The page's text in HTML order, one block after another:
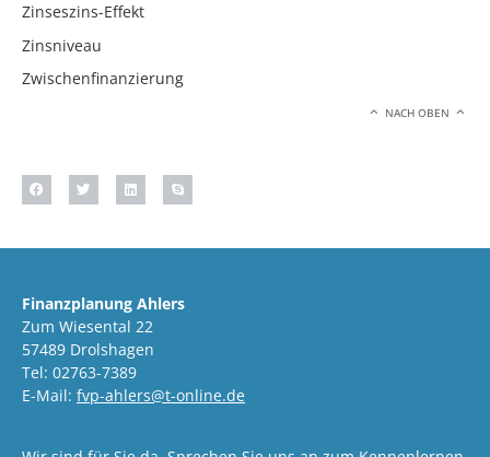
Zinseszins-Effekt
Zinsniveau
Zwischenfinanzierung
NACH OBEN
Finanzplanung Ahlers
Zum Wiesental 22
57489 Drolshagen
Tel: 02763-7389
E-Mail: fvp-ahlers@t-online.de